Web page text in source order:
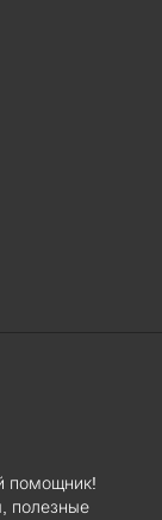
помощник!
полезные